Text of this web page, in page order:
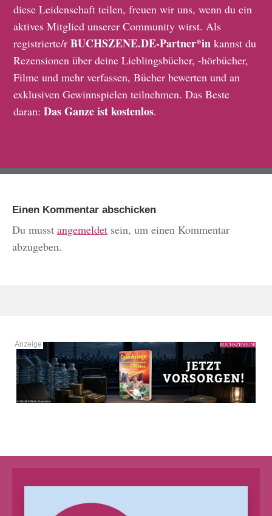
diese Leidenschaft teilen, freuen wir uns, wenn du ein
aktives Mitglied unserer Community wirst. Als
registrierte/rBUCHSZENE.DE-Partner*in kannst du
Rezensionen über deine Lieblingsbücher, -hörbücher,
Filme und mehr verfassen, Bücher bewerten und an
exklusiven Gewinnspielen teilnehmen. Das Beste
daran:Das Ganze ist kostenlos.
Einen Kommentar abschicken
Du musst angemeldet sein, um einen Kommentar
abzugeben.